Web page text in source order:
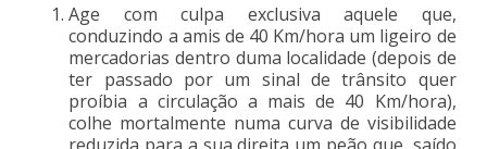
Age com culpa exclusiva aquele que,
conduzindo a amis de 40 Km/hora um ligeiro de
mercadorias dentro duma localidade (depois de
ter passado por um sinal de trânsito quer
proíbia a circulação a mais de 40 Km/hora),
colhe mortalmente numa curva de visibilidade